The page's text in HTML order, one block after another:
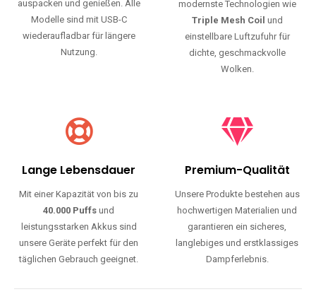
auspacken und genießen. Alle
Modelle sind mit USB-C
wiederaufladbar für längere
Nutzung.
modernste Technologien wie
Triple Mesh Coil und
einstellbare Luftzufuhr für
dichte, geschmackvolle
Wolken.
Lange Lebensdauer
Mit einer Kapazität von bis zu
40.000 Puffs und
leistungsstarken Akkus sind
unsere Geräte perfekt für den
täglichen Gebrauch geeignet.
Premium-Qualität
Unsere Produkte bestehen aus
hochwertigen Materialien und
garantieren ein sicheres,
langlebiges und erstklassiges
Dampferlebnis.